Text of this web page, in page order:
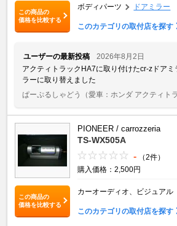
この商品の
価格を比較する
ボディパーツ ドアミラー
このカテゴリの取付店を探す
ユーザーの最新投稿
2026年8月2日
アクティトラックHA7に取り付けたcr-zドアミ
ラーに取り替えました
ぱーぷるしゃどう
（愛車：ホンダ アクティト
この商品の
価格を比較する
PIONEER / carrozzeria
TS-WX505A
-
（2件）
購入価格：2,500円
カーオーディオ、ビジュアル
このカテゴリの取付店を探す